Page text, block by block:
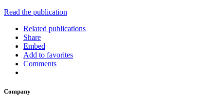
Read the publication
Related publications
Share
Embed
Add to favorites
Comments
Company